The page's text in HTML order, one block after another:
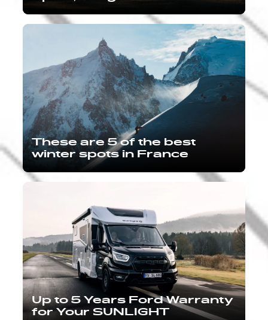
These are 5 of the best
winter spots in France
Up to 5 Years Ford Warranty
for Your SUNLIGHT